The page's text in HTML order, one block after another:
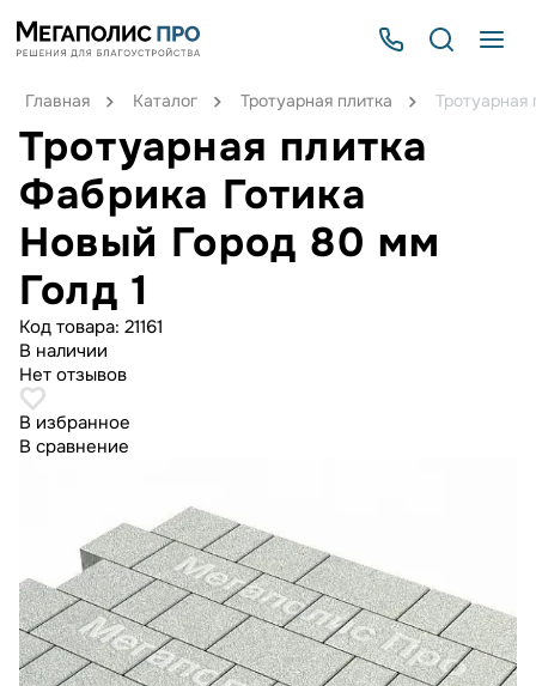
Главная Каталог Тротуарная плитка
Тротуарная плитка
Фабрика Готика
Новый Город 80 мм
Голд 1
Код товара: 21161
В наличии
Нет отзывов
В избранное
В сравнение